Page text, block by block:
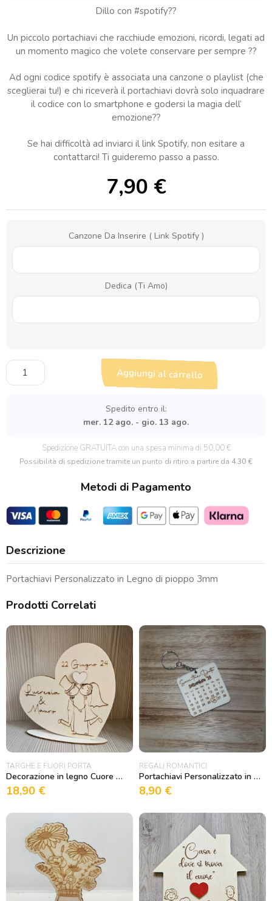
Dillo con #spotify??
Un piccolo portachiavi che racchiude emozioni, ricordi, legati ad
un momento magico che volete conservare per sempre ??
Ad ogni codice spotify è associata una canzone o playlist (che
sceglierai tu!) e chi riceverà il portachiavi dovrà solo inquadrare
il codice con lo smartphone e godersi la magia dell’
emozione??
Se hai difficoltà ad inviarci il link Spotify, non esitare a
contattarci! Ti guideremo passo a passo.
7,90 €
Canzone Da Inserire ( Link Spotify )
Dedica (Ti Amo)
Portachiavi
Personalizzato
Aggiungi al carrello
Spedito entro il:
mer. 12 ago. - gio. 13 ago.
Spedizione GRATUITA con una spesa minima di 50,00 €
Possibilità di spedizione tramite un punto di ritiro a partire da 4.30 €
Metodi di Pagamento
Descrizione
Portachiavi Personalizzato in Legno di pioppo 3mm
Prodotti Correlati
TARGHE E FUORI PORTA
Decorazione in legno Cuore Sposi
18,90 €
REGALI ROMANTICI
Portachiavi Personalizzato in Legno Save the Date
8,90 €